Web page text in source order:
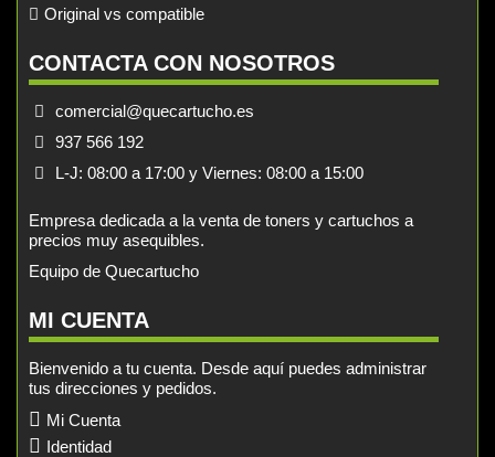
Original vs compatible
CONTACTA CON NOSOTROS
comercial@quecartucho.es
937 566 192
L-J: 08:00 a 17:00 y Viernes: 08:00 a 15:00
Empresa dedicada a la venta de toners y cartuchos a
precios muy asequibles.
Equipo de Quecartucho
MI CUENTA
Bienvenido a tu cuenta. Desde aquí puedes administrar
tus direcciones y pedidos.
Mi Cuenta
Identidad